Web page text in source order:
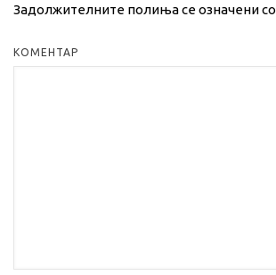
Задолжителните полиња се означени со
КОМЕНТАР